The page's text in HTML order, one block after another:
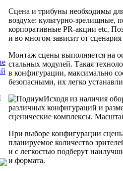
Сцена и трибуны необходимы
воздухе: культурно-зрелищные,
корпоративные PR-акции etc.
и во многом зависит от
Монтаж сцены выполняется на
стальных модулей. Такая
в конфигурации, максимально
безопасными, их легко
Исходя из наличия
различных конфигураций и
сценические комплексы.
При выборе конфигурации
планируемое количество
и с легкостью подберут
и формата.